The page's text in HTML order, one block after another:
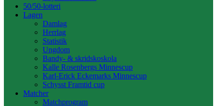
50/50-lotteri
Lagen
Damlag
Herrlag
Statistik
Ungdom
Bandy- & skridskoskola
Kalle Rosenbergs Minnescup
Karl-Erick Eckemarks Minnescup
Schysst Framtid cup
Matcher
Matchprogram